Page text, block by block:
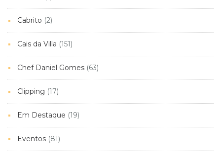
Cabrito (2)
Cais da Villa (151)
Chef Daniel Gomes (63)
Clipping (17)
Em Destaque (19)
Eventos (81)